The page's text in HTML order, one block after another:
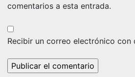
comentarios a esta entrada.
Recibir un correo electrónico con